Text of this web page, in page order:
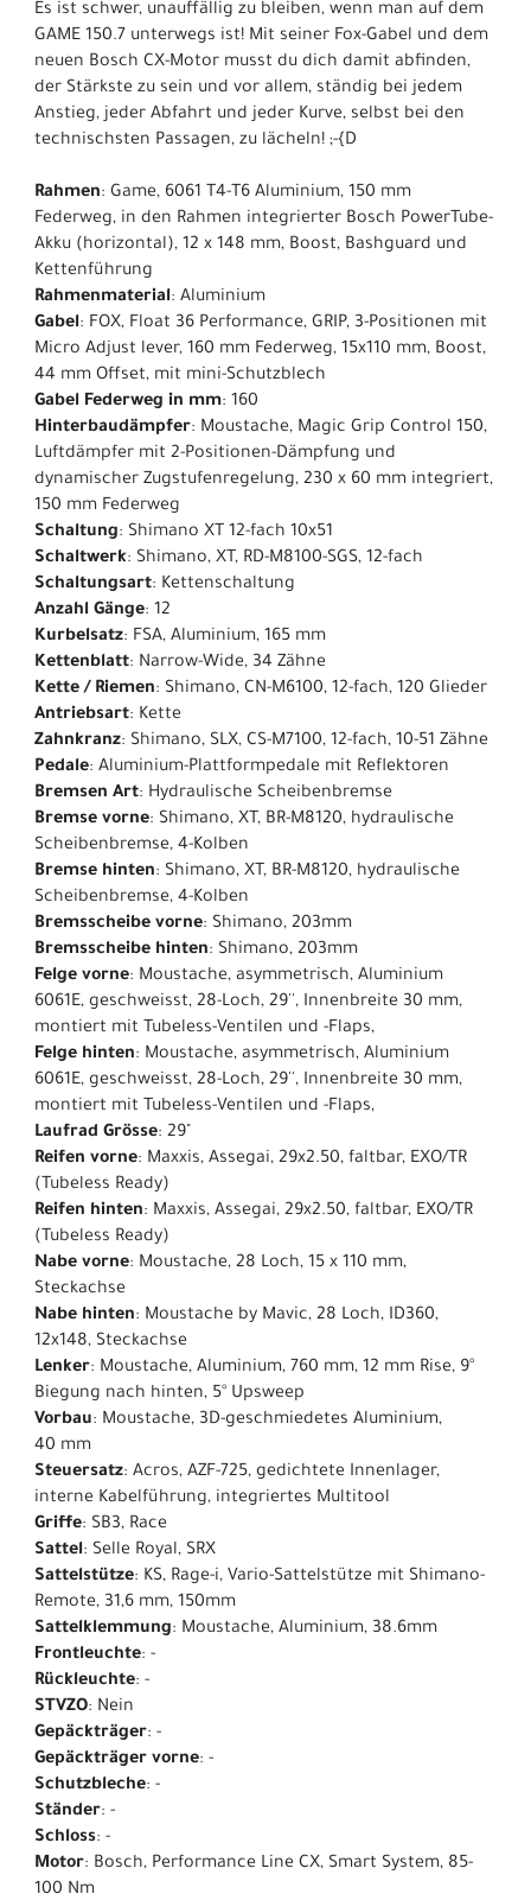
Es ist schwer, unauffällig zu bleiben, wenn man auf dem
GAME 150.7 unterwegs ist! Mit seiner Fox-Gabel und dem
neuen Bosch CX-Motor musst du dich damit abfinden,
der Stärkste zu sein und vor allem, ständig bei jedem
Anstieg, jeder Abfahrt und jeder Kurve, selbst bei den
technischsten Passagen, zu lächeln! ;-{D
Rahmen: Game, 6061 T4-T6 Aluminium, 150 mm
Federweg, in den Rahmen integrierter Bosch PowerTube-
Akku (horizontal), 12 x 148 mm, Boost, Bashguard und
Kettenführung
Rahmenmaterial: Aluminium
Gabel: FOX, Float 36 Performance, GRIP, 3-Positionen mit
Micro Adjust lever, 160 mm Federweg, 15x110 mm, Boost,
44 mm Offset, mit mini-Schutzblech
Gabel Federweg in mm: 160
Hinterbaudämpfer: Moustache, Magic Grip Control 150,
Luftdämpfer mit 2-Positionen-Dämpfung und
dynamischer Zugstufenregelung, 230 x 60 mm integriert,
150 mm Federweg
Schaltung: Shimano XT 12-fach 10x51
Schaltwerk: Shimano, XT, RD-M8100-SGS, 12-fach
Schaltungsart: Kettenschaltung
Anzahl Gänge: 12
Kurbelsatz: FSA, Aluminium, 165 mm
Kettenblatt: Narrow-Wide, 34 Zähne
Kette / Riemen: Shimano, CN-M6100, 12-fach, 120 Glieder
Antriebsart: Kette
Zahnkranz: Shimano, SLX, CS-M7100, 12-fach, 10-51 Zähne
Pedale: Aluminium-Plattformpedale mit Reflektoren
Bremsen Art: Hydraulische Scheibenbremse
Bremse vorne: Shimano, XT, BR-M8120, hydraulische
Scheibenbremse, 4-Kolben
Bremse hinten: Shimano, XT, BR-M8120, hydraulische
Scheibenbremse, 4-Kolben
Bremsscheibe vorne: Shimano, 203mm
Bremsscheibe hinten: Shimano, 203mm
Felge vorne: Moustache, asymmetrisch, Aluminium
6061E, geschweisst, 28-Loch, 29'', Innenbreite 30 mm,
montiert mit Tubeless-Ventilen und -Flaps,
Felge hinten: Moustache, asymmetrisch, Aluminium
6061E, geschweisst, 28-Loch, 29'', Innenbreite 30 mm,
montiert mit Tubeless-Ventilen und -Flaps,
Laufrad Grösse: 29"
Reifen vorne: Maxxis, Assegai, 29x2.50, faltbar, EXO/TR
(Tubeless Ready)
Reifen hinten: Maxxis, Assegai, 29x2.50, faltbar, EXO/TR
(Tubeless Ready)
Nabe vorne: Moustache, 28 Loch, 15 x 110 mm,
Steckachse
Nabe hinten: Moustache by Mavic, 28 Loch, ID360,
12x148, Steckachse
Lenker: Moustache, Aluminium, 760 mm, 12 mm Rise, 9°
Biegung nach hinten, 5° Upsweep
Vorbau: Moustache, 3D-geschmiedetes Aluminium,
40 mm
Steuersatz: Acros, AZF-725, gedichtete Innenlager,
interne Kabelführung, integriertes Multitool
Griffe: SB3, Race
Sattel: Selle Royal, SRX
Sattelstütze: KS, Rage-i, Vario-Sattelstütze mit Shimano-
Remote, 31,6 mm, 150mm
Sattelklemmung: Moustache, Aluminium, 38.6mm
Frontleuchte: -
Rückleuchte: -
STVZO: Nein
Gepäckträger: -
Gepäckträger vorne: -
Schutzbleche: -
Ständer: -
Schloss: -
Motor: Bosch, Performance Line CX, Smart System, 85-
100 Nm